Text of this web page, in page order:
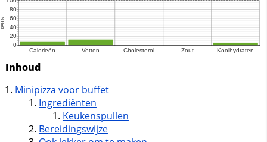
Inhoud
Minipizza voor buffet
Ingrediënten
Keukenspullen
Bereidingswijze